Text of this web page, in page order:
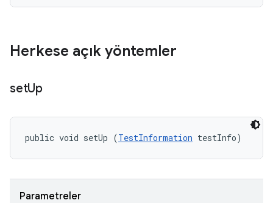
Herkese açık yöntemler
setUp
public void setUp (TestInformation testInfo)
Parametreler